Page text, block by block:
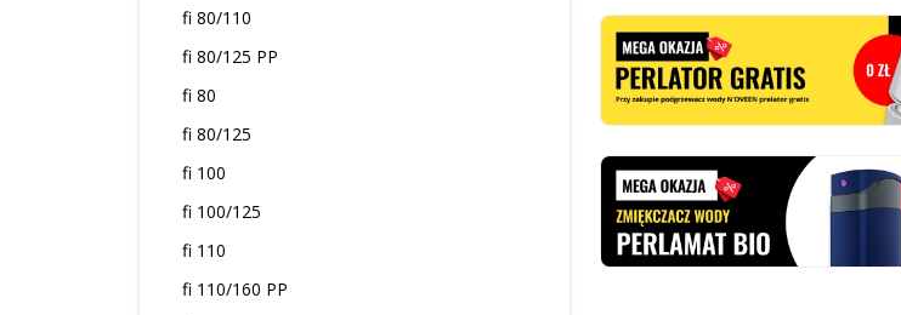
fi 80/110
fi 80/125 PP
fi 80
fi 80/125
fi 100
fi 100/125
fi 110
fi 110/160 PP